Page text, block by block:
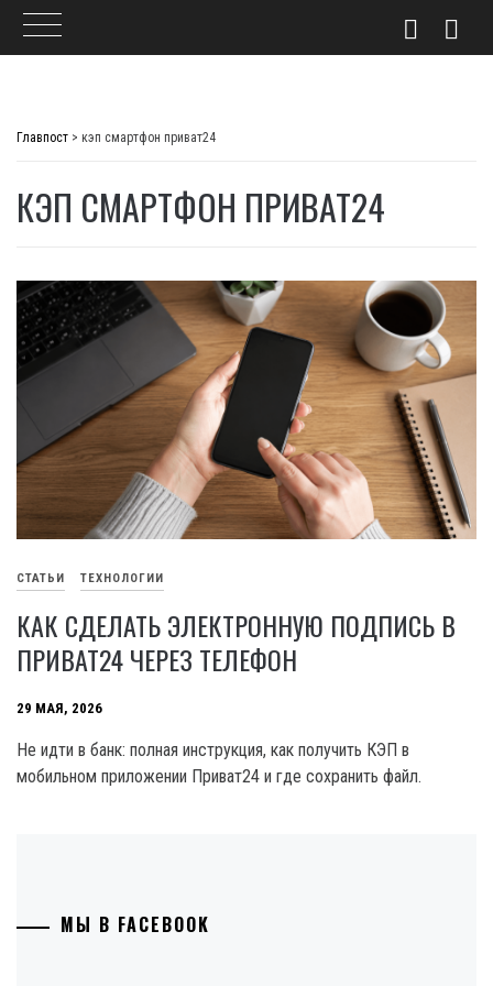
Главпост > кэп смартфон приват24
КЭП СМАРТФОН ПРИВАТ24
СТАТЬИ ТЕХНОЛОГИИ
КАК СДЕЛАТЬ ЭЛЕКТРОННУЮ ПОДПИСЬ В
ПРИВАТ24 ЧЕРЕЗ ТЕЛЕФОН
29 МАЯ, 2026
Не идти в банк: полная инструкция, как получить КЭП в
мобильном приложении Приват24 и где сохранить файл.
МЫ В FACEBOOK